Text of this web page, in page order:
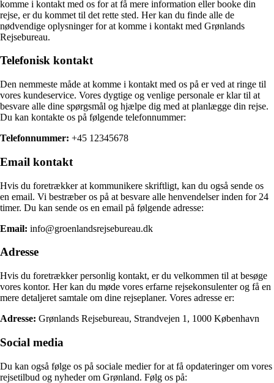
komme i kontakt med os for at få mere information eller booke din
rejse, er du kommet til det rette sted. Her kan du finde alle de
nødvendige oplysninger for at komme i kontakt med Grønlands
Rejsebureau.
Telefonisk kontakt
Den nemmeste måde at komme i kontakt med os på er ved at ringe til
vores kundeservice. Vores dygtige og venlige personale er klar til at
besvare alle dine spørgsmål og hjælpe dig med at planlægge din rejse.
Du kan kontakte os på følgende telefonnummer:
Telefonnummer: +45 12345678
Email kontakt
Hvis du foretrækker at kommunikere skriftligt, kan du også sende os
en email. Vi bestræber os på at besvare alle henvendelser inden for 24
timer. Du kan sende os en email på følgende adresse:
Email: info@groenlandsrejsebureau.dk
Adresse
Hvis du foretrækker personlig kontakt, er du velkommen til at besøge
vores kontor. Her kan du møde vores erfarne rejsekonsulenter og få en
mere detaljeret samtale om dine rejseplaner. Vores adresse er:
Adresse: Grønlands Rejsebureau, Strandvejen 1, 1000 København
Social media
Du kan også følge os på sociale medier for at få opdateringer om vores
rejsetilbud og nyheder om Grønland. Følg os på: